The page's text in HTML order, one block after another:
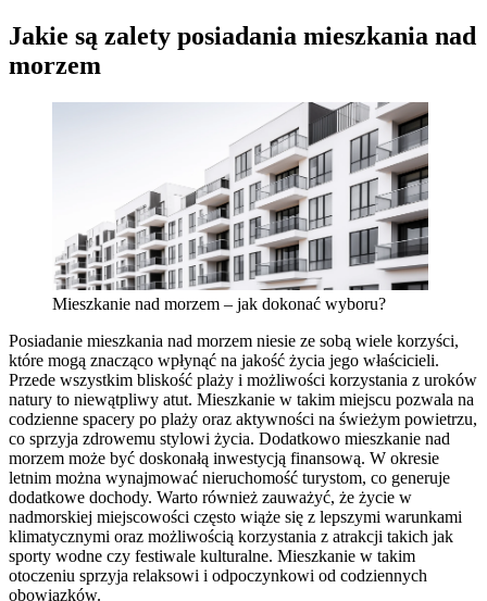
Jakie są zalety posiadania mieszkania nad
morzem
Mieszkanie nad morzem – jak dokonać wyboru?
Posiadanie mieszkania nad morzem niesie ze sobą wiele korzyści,
które mogą znacząco wpłynąć na jakość życia jego właścicieli.
Przede wszystkim bliskość plaży i możliwości korzystania z uroków
natury to niewątpliwy atut. Mieszkanie w takim miejscu pozwala na
codzienne spacery po plaży oraz aktywności na świeżym powietrzu,
co sprzyja zdrowemu stylowi życia. Dodatkowo mieszkanie nad
morzem może być doskonałą inwestycją finansową. W okresie
letnim można wynajmować nieruchomość turystom, co generuje
dodatkowe dochody. Warto również zauważyć, że życie w
nadmorskiej miejscowości często wiąże się z lepszymi warunkami
klimatycznymi oraz możliwością korzystania z atrakcji takich jak
sporty wodne czy festiwale kulturalne. Mieszkanie w takim
otoczeniu sprzyja relaksowi i odpoczynkowi od codziennych
obowiązków.